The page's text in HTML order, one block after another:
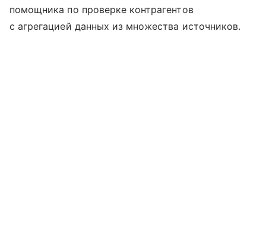
помощника по проверке контрагентов
с агрегацией данных из множества источников.